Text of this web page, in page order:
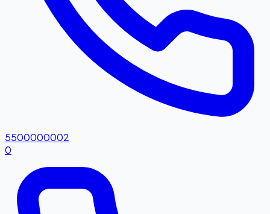
5500000002
0